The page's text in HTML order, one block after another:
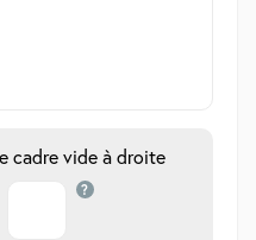
cadre vide à droite
?